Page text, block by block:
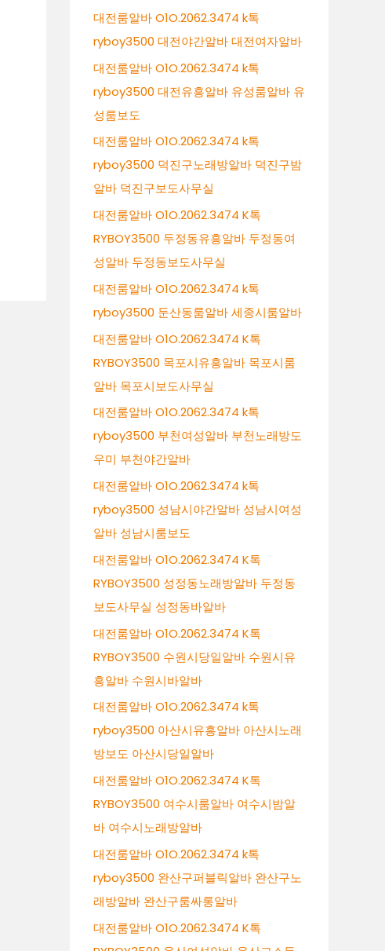
대전룸알바 O1O.2062.3474 k톡
ryboy3500 대전야간알바 대전여자알바
대전룸알바 O1O.2062.3474 k톡
ryboy3500 대전유흥알바 유성룸알바 유
성룸보도
대전룸알바 O1O.2062.3474 k톡
ryboy3500 덕진구노래방알바 덕진구밤
알바 덕진구보도사무실
대전룸알바 O1O.2062.3474 K톡
RYBOY3500 두정동유흥알바 두정동여
성알바 두정동보도사무실
대전룸알바 O1O.2062.3474 k톡
ryboy3500 둔산동룸알바 세종시룸알바
대전룸알바 O1O.2062.3474 K톡
RYBOY3500 목포시유흥알바 목포시룸
알바 목포시보도사무실
대전룸알바 O1O.2062.3474 k톡
ryboy3500 부천여성알바 부천노래방도
우미 부천야간알바
대전룸알바 O1O.2062.3474 k톡
ryboy3500 성남시야간알바 성남시여성
알바 성남시룸보도
대전룸알바 O1O.2062.3474 K톡
RYBOY3500 성정동노래방알바 두정동
보도사무실 성정동바알바
대전룸알바 O1O.2062.3474 K톡
RYBOY3500 수원시당일알바 수원시유
흥알바 수원시바알바
대전룸알바 O1O.2062.3474 k톡
ryboy3500 아산시유흥알바 아산시노래
방보도 아산시당일알바
대전룸알바 O1O.2062.3474 K톡
RYBOY3500 여수시룸알바 여수시밤알
바 여수시노래방알바
대전룸알바 O1O.2062.3474 k톡
ryboy3500 완산구퍼블릭알바 완산구노
래방알바 완산구룸싸롱알바
대전룸알바 O1O.2062.3474 K톡